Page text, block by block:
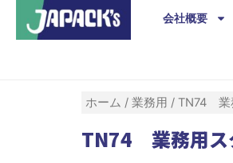
会社概要
ホーム / 業務用 / TN74 業
TN74 業務用ス